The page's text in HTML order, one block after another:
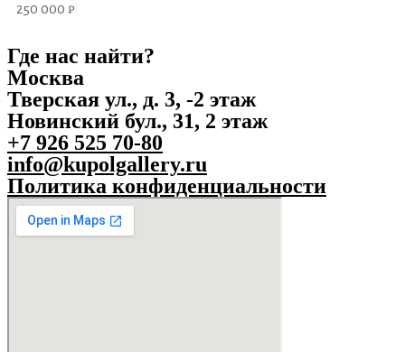
250 000 ₽
Где нас найти?
Москва
Тверская ул., д. 3, -2 этаж
Новинский бул., 31, 2 этаж
+7 926 525 70-80
info@kupolgallery.ru
Политика конфиденциальности